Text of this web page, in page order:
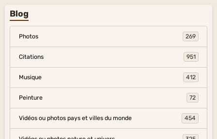
Blog
Photos 269
Citations 951
Musique 412
Peinture 72
Vidéos ou photos pays et villes du monde 454